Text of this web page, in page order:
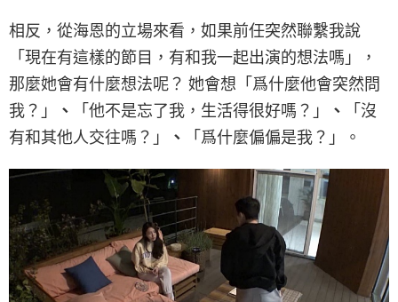
相反，從海恩的立場來看，如果前任突然聯繫我說
「現在有這樣的節目，有和我一起出演的想法嗎」，
那麼她會有什麼想法呢？ 她會想「爲什麼他會突然問
我？」
、 「他不是忘了我，生活得很好嗎？」 、
「沒
有和其他人交往嗎？」
、 「爲什麼偏偏是我？」。